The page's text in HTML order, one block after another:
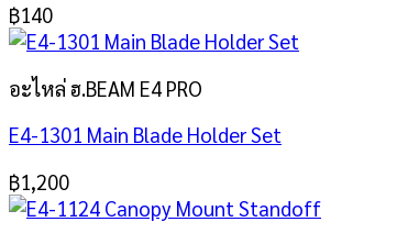
฿140
อะไหล่ ฮ.BEAM E4 PRO
E4-1301 Main Blade Holder Set
฿1,200